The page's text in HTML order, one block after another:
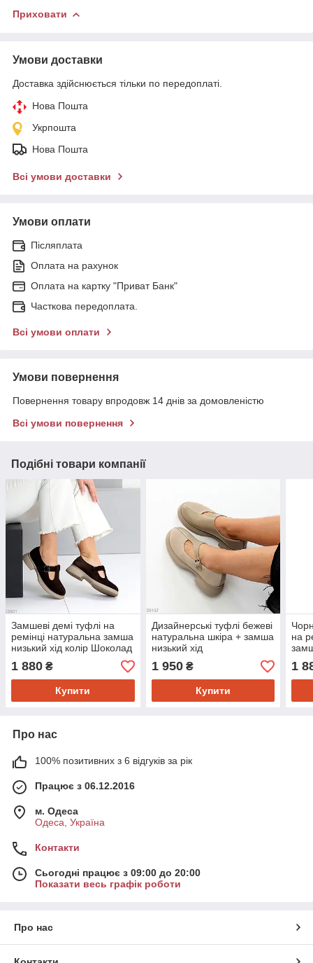
Приховати
Умови доставки
Доставка здійснюється тільки по передоплаті.
Нова Пошта
Укрпошта
Нова Пошта
Всі умови доставки
Умови оплати
Післяплата
Оплата на рахунок
Оплата на картку "Приват Банк"
Часткова передоплата.
Всі умови оплати
Умови повернення
Повернення товару впродовж 14 днів за домовленістю
Всі умови повернення
Подібні товари компанії
Замшеві демі туфлі на
ремінці натуральна замша
низький хід колір Шоколад
39
1 880 ₴
Купити
Дизайнерські туфлі бежеві
натуральна шкіра + замша
низький хід
1 950₴
Купити
на
1
Про нас
100% позитивних з 6 відгуків за рік
Працює з 06.12.2016
м. Одеса
Одеса, Україна
Контакти
Сьогодні працює з 09:00 до 20:00
Показати весь графік роботи
Про нас